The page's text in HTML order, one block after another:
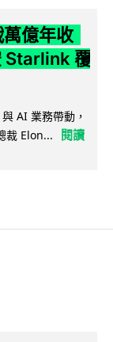
億年收
Starlink 覆
AI 業務帶動，
裁 Elon...
閱讀